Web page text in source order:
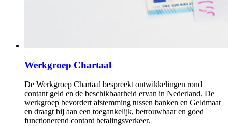
Werkgroep Chartaal
De Werkgroep Chartaal bespreekt ontwikkelingen rond
contant geld en de beschikbaarheid ervan in Nederland. De
werkgroep bevordert afstemming tussen banken en Geldmaat
en draagt bij aan een toegankelijk, betrouwbaar en goed
functionerend contant betalingsverkeer.